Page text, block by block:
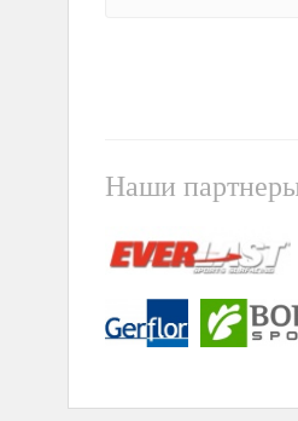
Наши